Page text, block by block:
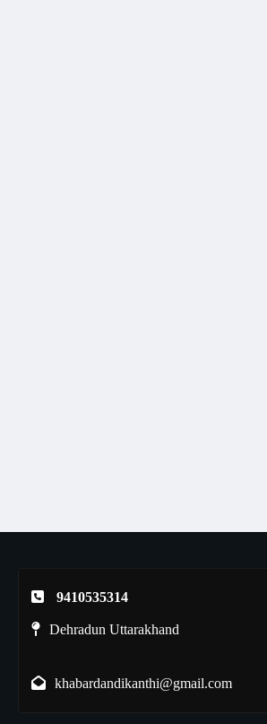
9410535314
Dehradun Uttarakhand
khabardandikanthi@gmail.com